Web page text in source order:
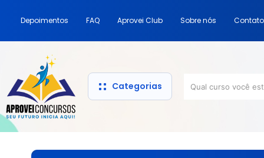
Depoimentos FAQ Aprovei Club Sobre nós Contato
Categorias